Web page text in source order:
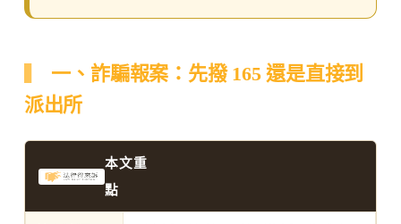
一、詐騙報案：先撥 165 還是直接到
派出所
本文重
點